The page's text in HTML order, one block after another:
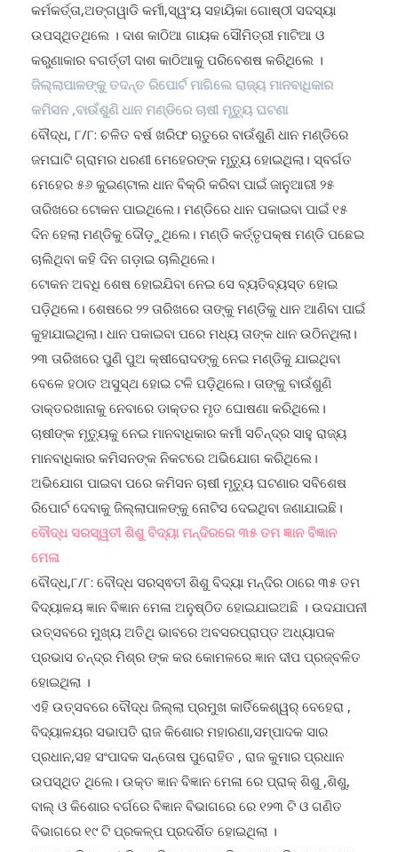
ଉପସ୍ଥିତଥିଲେ । ଦାଶ କାଠିଆ ଗାୟକ ସୌମିତ୍ରୀ ମାଟିଆ ଓ
କରୁଣାକାର ବଗର୍ତ୍ତୀ ଦାଶ କାଠିଆକୁ ପରିବେଶଷ କରିଥିଲେ ।
ଜିଲ୍ଲାପାଳଙ୍କୁ ତଦନ୍ତ ରିପୋର୍ଟ ମାଗିଲେ ରାଜ୍ୟ ମାନବାଧିକାର
କମିସନ ,ବାଉଁଶୁଣି ଧାନ ମଣ୍ଡିରେ ଚାଷୀ ମୃତ୍ୟୁ ଘଟଣା
ବୌଦ୍ଧ, ୮/୮: ଚଳିତ ବର୍ଷ ଖରିଫ ଋତୁରେ ବାଉଁଶୁଣି ଧାନ ମଣ୍ଡିରେ
ଜମଘାଟି ଗ୍ରାମର ଧରଣୀ ମେହେରଙ୍କ ମୃତ୍ୟୁ ହୋଇଥିଲା। ସ୍ବର୍ଗତ
ମେହେର ୫୬ କୁଇଣ୍ଟାଲ ଧାନ ବିକ୍ରି କରିବା ପାଇଁ ଜାନୁଆରୀ ୨୫
ତାରିଖରେ ଟୋକନ ପାଇଥିଲେ। ମଣ୍ଡିରେ ଧାନ ପକାଇବା ପାଇଁ ୧୫
ଦିନ ହେଲା ମଣ୍ଡିକୁ ଦୌଡ଼ୁଥିଲେ। ମଣ୍ଡି କର୍ତ୍ତୃପକ୍ଷ ମଣ୍ଡି ପଛେଇ
ଚାଲିଥିବା କହି ଦିନ ଗଡ଼ାଇ ଚାଲିଥିଲେ।
ଟୋକନ ଅବଧି ଶେଷ ହୋଇଯିବା ନେଇ ସେ ବ୍ୟତିବ୍ୟସ୍ତ ହୋଇ
ପଡ଼ିଥିଲେ। ଶେଷରେ ୨୨ ତାରିଖରେ ତାଙ୍କୁ ମଣ୍ଡିକୁ ଧାନ ଆଣିବା ପାଇଁ
କୁହାଯାଇଥିଲା। ଧାନ ପକାଇବା ପରେ ମଧ୍ୟ ତାଙ୍କ ଧାନ ଉଠିନଥିଲା।
୨୩ ତାରିଖରେ ପୁଣି ପୁଅ କ୍ଷୀରୋଦଙ୍କୁ ନେଇ ମଣ୍ଡିକୁ ଯାଇଥିବା
ବେଳେ ହଠାତ ଅସୁସ୍ଥ ହୋଇ ଟଳି ପଡ଼ିଥିଲେ। ତାଙ୍କୁ ବାଉଁଶୁଣି
ଡାକ୍ତରଖାନାକୁ ନେବାରେ ଡାକ୍ତର ମୃତ ଘୋଷଣା କରିଥିଲେ।
ଚାଷୀଙ୍କ ମୃତ୍ୟୁକୁ ନେଇ ମାନବାଧିକାର କର୍ମୀ ସଚିନ୍ଦ୍ର ସାହୁ ରାଜ୍ୟ
ମାନବାଧିକାର କମିସନଙ୍କ ନିକଟରେ ଅଭିଯୋଗ କରିଥିଲେ।
ଅଭିଯୋଗ ପାଇବା ପରେ କମିସନ ଚାଷୀ ମୃତ୍ୟୁ ଘଟଣାର ସବିଶେଷ
ରିପୋର୍ଟ ଦେବାକୁ ଜିଲ୍ଲାପାଳଙ୍କୁ ନୋଟିସ ଦେଇଥିବା ଜଣାଯାଇଛି।
ବୌଦ୍ଧ ସରସ୍ୱତୀ ଶିଶୁ ବିଦ୍ୟା ମନ୍ଦିରରେ ୩୫ ତମ ଜ୍ଞାନ ବିଜ୍ଞାନ
ମେଳା
ବୌଦ୍ଧ,୮/୮: ବୌଦ୍ଧ ସରସ୍ଵତୀ ଶିଶୁ ବିଦ୍ୟା ମନ୍ଦିର ଠାରେ ୩୫ ତମ
ବିଦ୍ୟାଳୟ ଜ୍ଞାନ ବିଜ୍ଞାନ ମେଳା ଅନୁଷ୍ଠିତ ହୋଇଯାଇଅଛି । ଉଦଯାପନୀ
ଉତ୍ସବରେ ମୁଖ୍ୟ ଅତିଥି ଭାବରେ ଅବସରପ୍ରାପ୍ତ ଅଧ୍ୟାପକ
ପ୍ରଭାସ ଚନ୍ଦ୍ର ମିଶ୍ର ଙ୍କ କର କୋମଳରେ ଜ୍ଞାନ ଦୀପ ପ୍ରଜ୍ବଳିତ
ହୋଇଥିଲା ।
ଏହି ଉତ୍ସବରେ ବୌଦ୍ଧ ଜିଲ୍ଲା ପ୍ରମୁଖ କାର୍ତିକେଶ୍ୱର୍ ବେହେରା ,
ବିଦ୍ୟାଳୟର ସଭାପତି ରାଜ କିଶୋର ମହାରଣା,ସମ୍ପାଦକ ସାର
ପ୍ରଧାନ,ସହ ସଂପାଦକ ସନ୍ତୋଷ ପୁରୋହିତ , ରାଜ କୁମାର ପ୍ରଧାନ
ଉପସ୍ଥିତ ଥିଲେ। ଉକ୍ତ ଜ୍ଞାନ ବିଜ୍ଞାନ ମେଳା ରେ ପ୍ରାକ୍ ଶିଶୁ ,ଶିଶୁ,
ବାଲ୍ ଓ କିଶୋର ବର୍ଗରେ ବିଜ୍ଞାନ ବିଭାଗରେ ରେ ୧୨୩ ଟି ଓ ଗଣିତ
ବିଭାଗରେ ୧୯ ଟି ପ୍ରକଳ୍ପ ପ୍ରଦର୍ଶିତ ହୋଇଥିଲା ।
ମୁଖ୍ୟ ଅତିଥି ଶ୍ରୀ ମିଶ୍ର ଶିଶୁ ମାନଙ୍କୁ ବିଜ୍ଞାନ ଓ ଗଣିତର ଗୁରୁତ୍ଵ